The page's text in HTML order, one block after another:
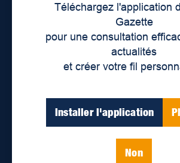
Téléchargez l'application
Gazette
pour une consultation
actualités
et créer votre fil
Installer l'application
Non
Lieux de distribution